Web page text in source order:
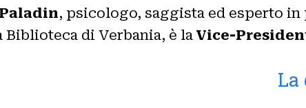
, psicologo, saggista ed esperto
Biblioteca di Verbania, è la Vice-
La